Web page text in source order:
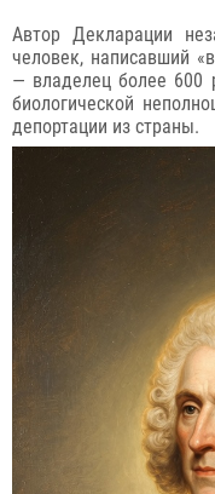
Автор Декларации
человек, написавший
— владелец более 600
биологической
депортации из страны.